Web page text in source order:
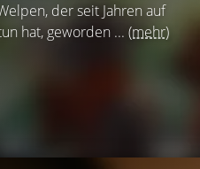
der seit Jahren auf
hat, geworden ... (mehr)